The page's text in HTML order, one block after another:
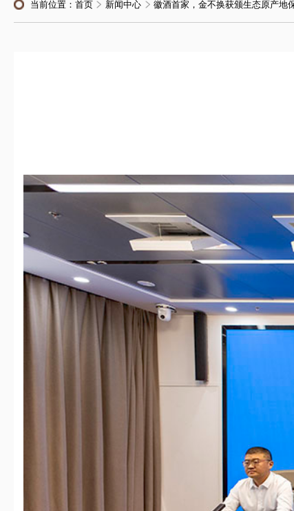
当前位置： 首页 新闻中心 徽酒首家，金不换获颁生态原产地